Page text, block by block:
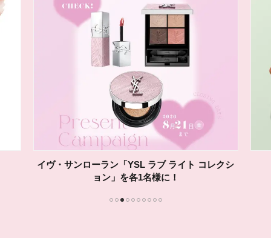
イヴ・サンローラン「YSL ラブ ライト コレクシ
ョン」を各1名様に！